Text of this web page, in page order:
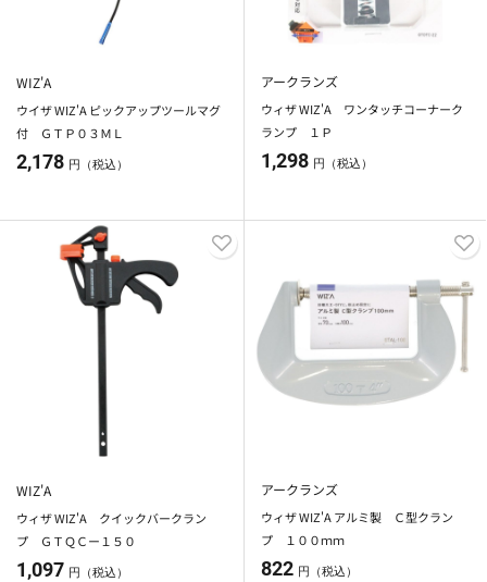
WIZ'A
ウイザ WIZ'A ピックアップツールマグ
付 ＧＴＰ０３ＭＬ
2,178 円（税込）
アークランズ
ウィザ WIZ'A ワンタッチコーナーク
ランプ １Ｐ
1,298 円（税込）
WIZ'A
ウィザ WIZ'A クイックバークラン
プ ＧＴＱＣー１５０
1,097 円（税込）
アークランズ
ウィザ WIZ'A アルミ製 Ｃ型クラン
プ １００ｍｍ
822 円（税込）